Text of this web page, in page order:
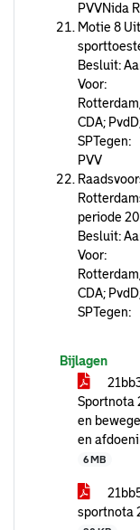
PVVNida
Motie 8
Besluit:
Voor:
CDA;
SPTegen:
PVV
periode
Besluit:
Voor:
CDA;
SPTegen:
Bijlagen
Sportnota
en
en
6 MB
sportnota